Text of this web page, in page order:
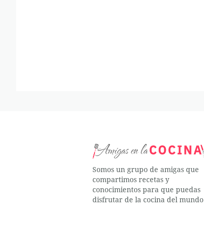
Somos un grupo de amigas que
compartimos recetas y
conocimientos para que puedas
disfrutar de la cocina del mundo